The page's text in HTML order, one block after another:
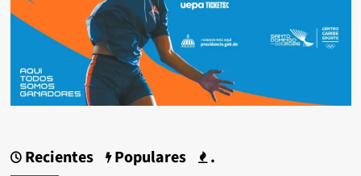
Recientes Populares .